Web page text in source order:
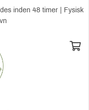
inden 48 timer | Fysisk